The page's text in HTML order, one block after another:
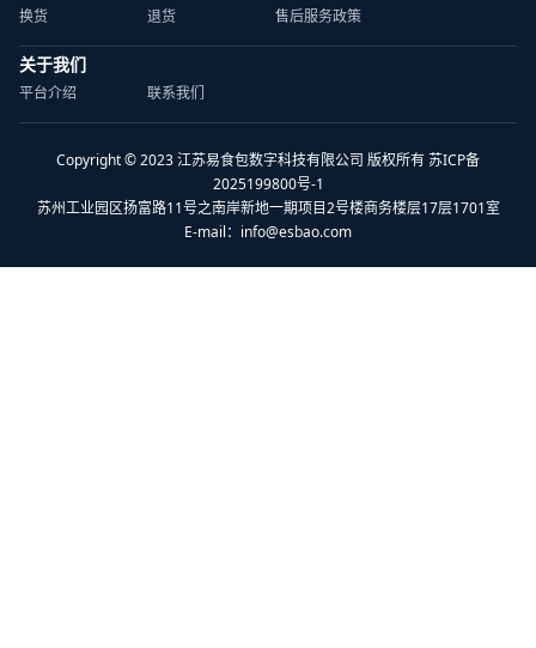
换货 退货 售后服务政策
关于我们
平台介绍 联系我们
Copyright © 2023 江苏易食包数字科技有限公司 版权所有 苏ICP备
2025199800号-1
苏州工业园区扬富路11号之南岸新地一期项目2号楼商务楼层17层1701室
E-mail： info@esbao.com